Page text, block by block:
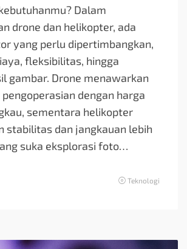
Dalam
drone dan helikopter, ada
yang perlu dipertimbangkan,
fleksibilitas, hingga
gambar. Drone menawarkan
dengan harga
sementara helikopter
stabilitas dan jangkauan lebih
suka eksplorasi foto…
Teknologi